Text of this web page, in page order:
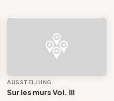
AUSSTELLUNG
Sur les murs Vol. III